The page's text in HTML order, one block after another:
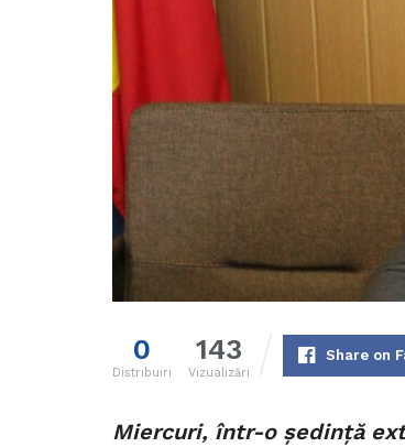
0
Distribuiri
143
Vizualizări
Share on
Miercuri, într-o ședință